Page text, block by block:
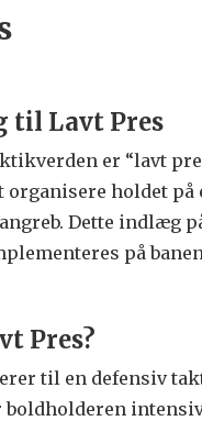
til Lavt Pres
er “lavt
organisere holdet
Dette indlæg
på
Pres?
til en defensiv